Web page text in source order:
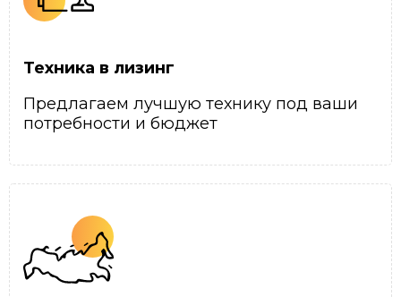
Техника в лизинг
Предлагаем лучшую технику под ваши
потребности и бюджет